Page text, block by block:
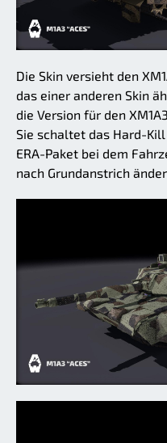
Die Skin versieht den
das einer anderen Skin
die Version für den
Sie schaltet das Hard-
ERA-Paket bei dem
nach Grundanstrich